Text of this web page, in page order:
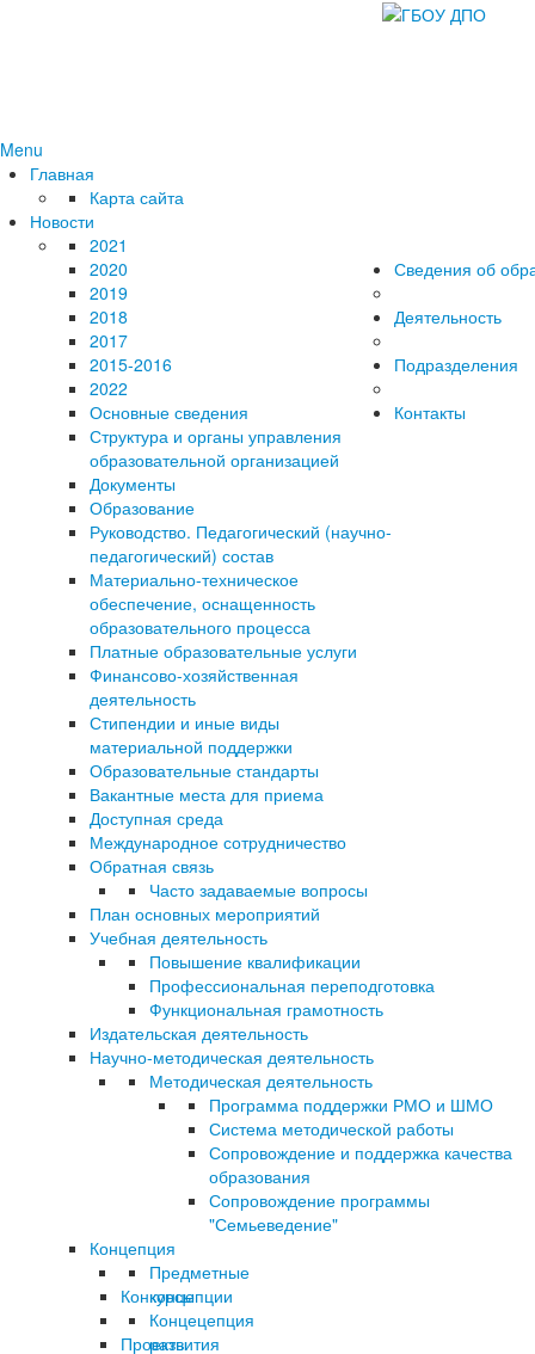
Menu
Главная
Карта сайта
Новости
2021
2020
2019
2018
2017
2015-2016
2022
Сведения об
Основные сведения
Структура и органы управления
образовательной организацией
Документы
Образование
Руководство. Педагогический (научно-
педагогический) состав
Материально-техническое
обеспечение, оснащенность
образовательного процесса
Платные образовательные услуги
Финансово-хозяйственная
деятельность
Стипендии и иные виды
материальной поддержки
Образовательные стандарты
Вакантные места для приема
Доступная среда
Международное сотрудничество
Обратная связь
Часто задаваемые вопросы
Деятельность
План основных мероприятий
Учебная деятельность
Повышение квалификации
Профессиональная переподготовка
Функциональная грамотность
Издательская деятельность
Научно-методическая деятельность
Методическая деятельность
Программа поддержки РМО и ШМО
Система методической работы
Сопровождение и поддержка качества
образования
Сопровождение программы
"Семьеведение"
Концепция
Предметные
концепции
Концецепция
развития
Конкурсы
Проекты
Подразделения
Контакты